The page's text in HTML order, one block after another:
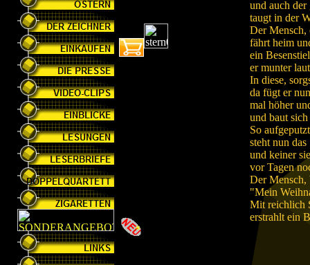
und auch der
taugt in der
Der Mensch,
fährt heim
ein
er munter
In diese,
da fügt er
mal höher
und baut
So
steht nun
und keiner
vor Tagen
Der Mensch,
"Mein
Mit reichlich
erstrahlt ein